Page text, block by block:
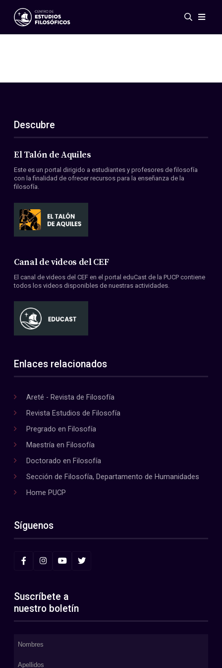
Eventos
ES
EN
Acerca de nosotros
Miembros
Convenios
Descubre
El Talón de Aquiles
Este es un portal dirigido a estudiantes y profesores de filosofía
con la finalidad de ofrecer recursos para la enseñanza de la
filosofía.
Canal de videos del CEF
El canal de videos del CEF en el portal eduCast de la PUCP contiene
todos los videos disponibles de nuestras actividades.
Enlaces relacionados
Areté - Revista de Filosofía
Revista Estudios de Filosofía
Pregrado en Filosofía
Maestría en Filosofía
Doctorado en Filosofía
Sección de Filosofía, Departamento de Humanidades
Home PUCP
Síguenos
Suscríbete a
nuestro boletín